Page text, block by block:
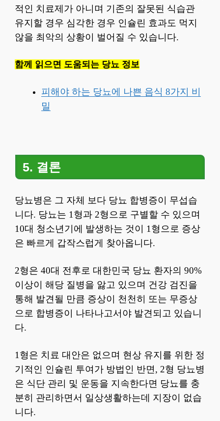
적인 치료제가 아니며 기존의 잘못된 식습관
유지할 경우 심각한 경우 인슐린 효과도 먹지
않을 최악의 상황이 벌어질 수 있습니다.
함께 읽으면 도움되는 당뇨 정보
피해야 하는 당뇨에 나쁜 음식 8가지 비
밀
5. 결론
당뇨병은 그 자체 보다 당뇨 합병증이 무섭습
니다. 당뇨는 1형과 2형으로 구별할 수 있으며
10대 청소년기에 발생하는 것이 1형으로 증상
은 빠르게 갑작스럽게 찾아옵니다.
2형은 40대 전후로 대한민국 당뇨 환자의 90%
이상이 해당 질병을 앓고 있으며 건강 검진을
통해 발견될 만큼 증상이 천천히 또는 무증상
으로 합병증이 나타나고서야 발견되고 있습니
다.
1형은 치료 대안은 없으며 현상 유지를 위한 정
기적인 인슐린 투여가 방법인 반면, 2형 당뇨병
은 식단 관리 및 운동을 지속한다면 당뇨를 충
분히 관리하면서 일상생활하는데 지장이 없습
니다.